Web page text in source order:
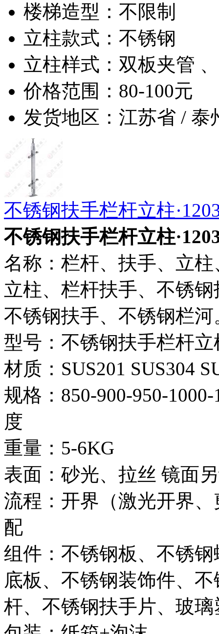
楼梯造型：不限制
立柱款式：不锈钢
立柱样式：双板夹管
价格范围：80-100元
发货地区：江苏省 / 泰
不锈钢扶手栏杆立柱
不锈钢扶手栏杆立柱
名称：栏杆、扶手、立
立柱、栏杆扶手、不锈
不锈钢扶手、不锈钢栏河
型号：不锈钢扶手栏杆立
材质：SUS201 SUS304
规格：850-900-950-
度
重量：5-6KG
表面：砂光、拉丝 镜面
流程：开界（激光开界
配
组件：不锈钢板、不锈
底板、不锈钢装饰件、
杆、不锈钢扶手片、玻